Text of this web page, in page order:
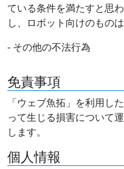
ている条件を満たすと思
し、ロボット向けのもの
- その他の不法行為
免責事項
「ウェブ魚拓」を利用し
って生じる損害について
します。
個人情報